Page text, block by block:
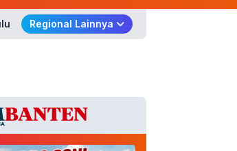
Regional Lainnya